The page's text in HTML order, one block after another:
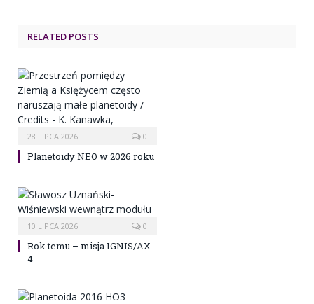
RELATED POSTS
28 LIPCA 2026 0
Planetoidy NEO w 2026 roku
10 LIPCA 2026 0
Rok temu – misja IGNIS/AX-
4